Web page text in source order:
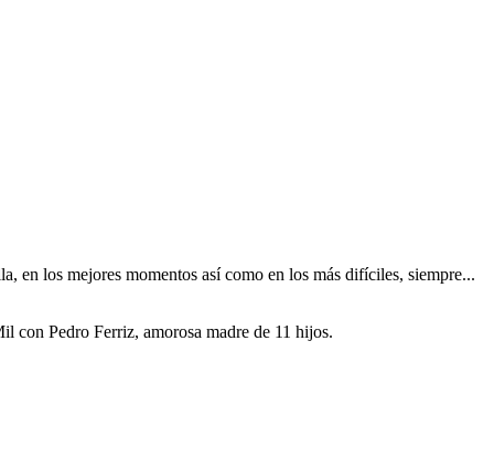
en los mejores momentos así como en los más difíciles, siempre...
con Pedro Ferriz, amorosa madre de 11 hijos.